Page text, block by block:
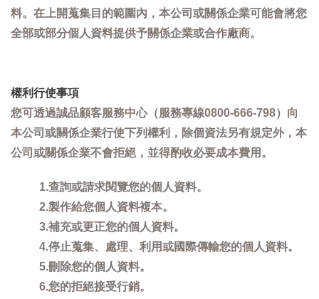
料。在上開蒐集目的範圍內，本公司或關係企業可能會將您
全部或部分個人資料提供予關係企業或合作廠商。
權利行使事項
您可透過誠品顧客服務中心（服務專線0800-666-798）向
本公司或關係企業行使下列權利，除個資法另有規定外，本
公司或關係企業不會拒絕，並得酌收必要成本費用。
1.查詢或請求閱覽您的個人資料。
2.製作給您個人資料複本。
3.補充或更正您的個人資料。
4.停止蒐集、處理、利用或國際傳輸您的個人資料。
5.刪除您的個人資料。
6.您的拒絕接受行銷。